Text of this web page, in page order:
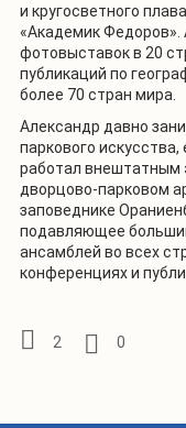
и кругосветного
«Академик Федоров».
фотовыставок в 20
публикаций по
более 70 стран мира.
Александр давно
паркового
работал внештатным
дворцово-парковом
заповеднике
подавляющее
ансамблей во всех
конференциях и
2 0